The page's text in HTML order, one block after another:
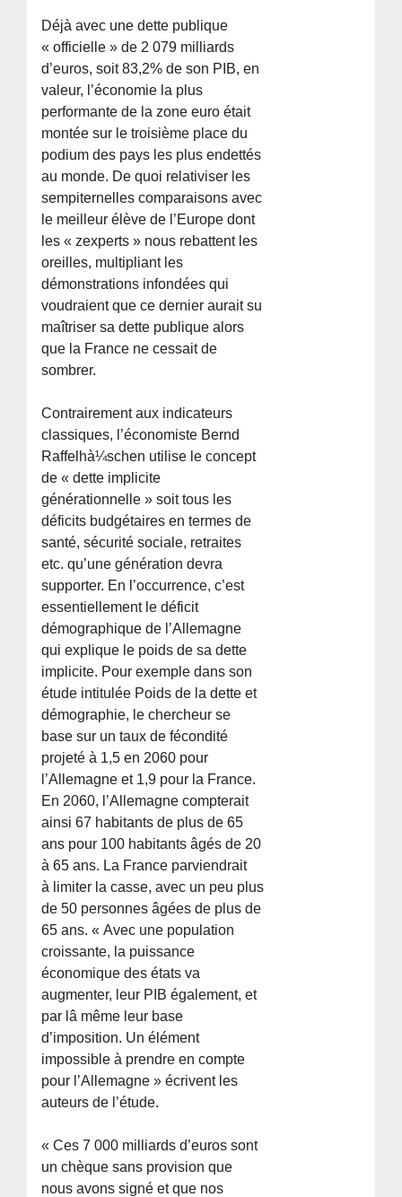
Déjà avec une dette publique
« officielle » de 2 079 milliards
d’euros, soit 83,2% de son PIB, en
valeur, l’économie la plus
performante de la zone euro était
montée sur le troisième place du
podium des pays les plus endettés
au monde. De quoi relativiser les
sempiternelles comparaisons avec
le meilleur élève de l’Europe dont
les « zexperts » nous rebattent les
oreilles, multipliant les
démonstrations infondées qui
voudraient que ce dernier aurait su
maîtriser sa dette publique alors
que la France ne cessait de
sombrer.
Contrairement aux indicateurs
classiques, l’économiste Bernd
Raffelhà¼schen utilise le concept
de « dette implicite
générationnelle » soit tous les
déficits budgétaires en termes de
santé, sécurité sociale, retraites
etc. qu’une génération devra
supporter. En l’occurrence, c’est
essentiellement le déficit
démographique de l’Allemagne
qui explique le poids de sa dette
implicite. Pour exemple dans son
étude intitulée Poids de la dette et
démographie, le chercheur se
base sur un taux de fécondité
projeté à 1,5 en 2060 pour
l’Allemagne et 1,9 pour la France.
En 2060, l’Allemagne compterait
ainsi 67 habitants de plus de 65
ans pour 100 habitants âgés de 20
à 65 ans. La France parviendrait
à limiter la casse, avec un peu plus
de 50 personnes âgées de plus de
65 ans. « Avec une population
croissante, la puissance
économique des états va
augmenter, leur PIB également, et
par lâ même leur base
d’imposition. Un élément
impossible à prendre en compte
pour l’Allemagne » écrivent les
auteurs de l’étude.
« Ces 7 000 milliards d’euros sont
un chèque sans provision que
nous avons signé et que nos